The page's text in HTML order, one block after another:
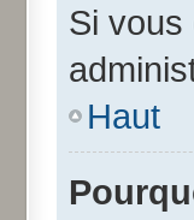
Si vous
Haut